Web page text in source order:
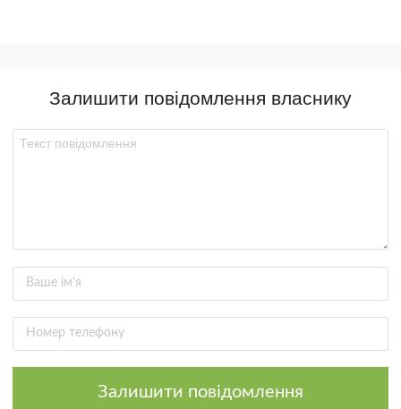
Залишити повідомлення власнику
Залишити повідомлення